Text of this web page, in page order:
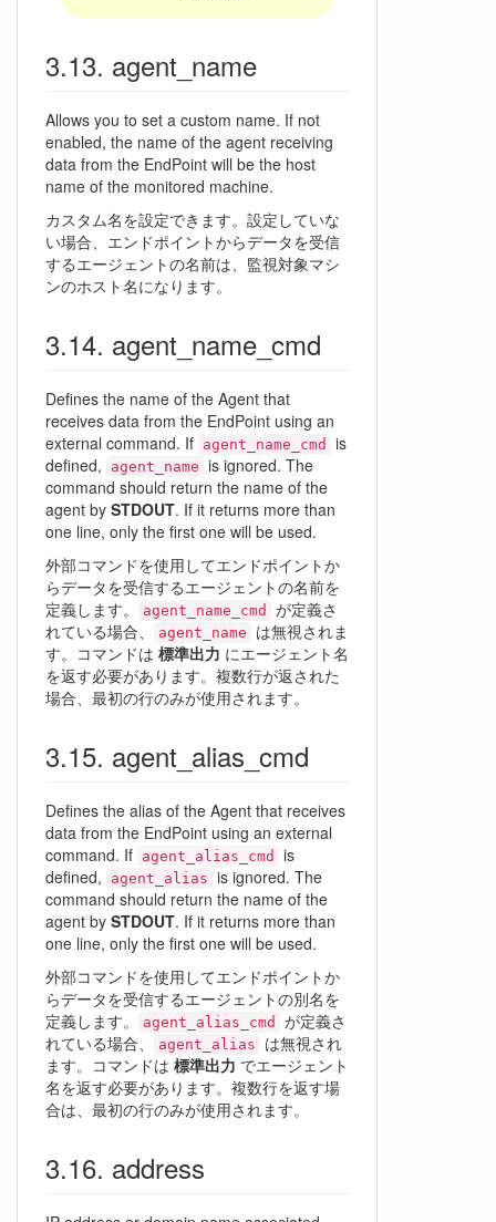
agent_name
Allows you to set a custom name. If not
enabled, the name of the agent receiving
data from the EndPoint will be the host
name of the monitored machine.
カスタム名を設定できます。設定していな
い場合、エンドポイントからデータを受信
するエージェントの名前は、監視対象マシ
ンのホスト名になります。
agent_name_cmd
Defines the name of the Agent that
receives data from the EndPoint using an
external command. If agent_name_cmd
is
defined,
agent_name is ignored. The
command should return the name of the
agent by STDOUT. If it returns more than
one line, only the first one will be used.
外部コマンドを使用してエンドポイントか
らデータを受信するエージェントの名前を
定義します。
agent_name_cmd
が定義さ
れている場合、
agent_name
は無視されま
す。コマンドは 標準出力 にエージェント名
を返す必要があります。複数行が返された
場合、最初の行のみが使用されます。
agent_alias_cmd
Defines the alias of the Agent that receives
data from the EndPoint using an external
command. If agent_alias_cmd
is
defined,
agent_alias is ignored. The
command should return the name of the
agent by STDOUT. If it returns more than
one line, only the first one will be used.
外部コマンドを使用してエンドポイントか
らデータを受信するエージェントの別名を
定義します。
agent_alias_cmd
が定義さ
れている場合、
agent_alias
は無視され
ます。コマンドは 標準出力 でエージェント
名を返す必要があります。複数行を返す場
合は、最初の行のみが使用されます。
address